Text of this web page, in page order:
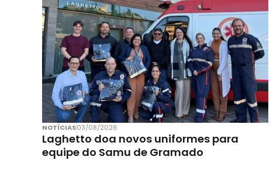
NOTÍCIAS03/08/2026
Laghetto doa novos uniformes para
equipe do Samu de Gramado